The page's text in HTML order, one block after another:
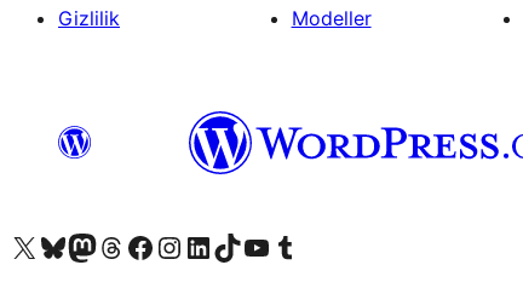
Gizlilik
Modeller
X (eski Twitter) hesabımıza bakın
Bluesky hesabımızı ziyaret edinMastodon hesabımızı ziyaret edinThreads hesabımızı ziyaret edinFacebook sayfamızı ziyaret edinInstagram hesabımızı ziyaret edinLinkedIn hesabımızı ziyaret edinTikTok hesabımızı ziyaret edinYouTube kanalımızı ziyaret edinTumblr hesabımızı ziyaret edin